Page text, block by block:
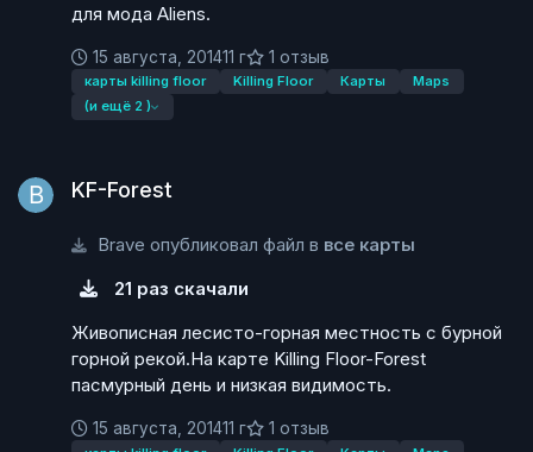
для мода Aliens.
15 августа, 201411 г 1 отзыв
карты killing floor Killing Floor Карты
Maps
(и ещё 2 )
KF-Forest
Brave опубликовал файл в все карты
21 раз скачали
Живописная лесисто-горная местность с бурной
горной рекой.На карте Killing Floor-Forest
пасмурный день и низкая видимость.
15 августа, 201411 г 1 отзыв